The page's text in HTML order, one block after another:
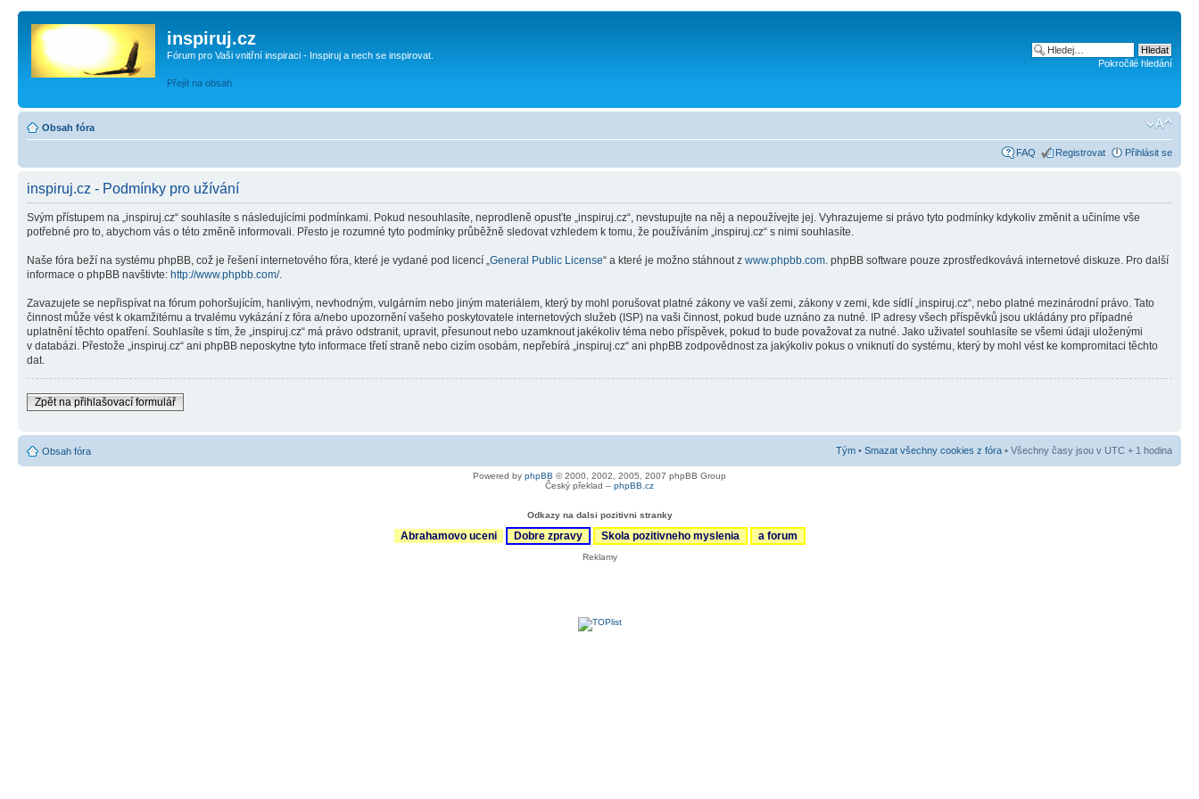
inspiruj.cz
Fórum pro Vaši vnitřní inspiraci - Inspiruj a nech se inspirovat.
Přejít na obsah
Pokročilé hledání
Obsah fóra
FAQ Registrovat Přihlásit se
inspiruj.cz - Podmínky pro užívání
Svým přístupem na „inspiruj.cz“ souhlasíte s následujícími podmínkami. Pokud nesouhlasíte, neprodleně opusťte „inspiruj.cz“, nevstupujte na něj a nepoužívejte jej. Vyhrazujeme si právo tyto podmínky kdykoliv změnit a učiníme vše
potřebné pro to, abychom vás o této změně informovali. Přesto je rozumné tyto podmínky průběžně sledovat vzhledem k tomu, že používáním „inspiruj.cz“ s nimi souhlasíte.
Naše fóra beží na systému phpBB, což je řešení internetového fóra, které je vydané pod licencí „General Public License“ a které je možno stáhnout z www.phpbb.com. phpBB software pouze zprostředkovává internetové diskuze. Pro další
informace o phpBB navštivte: http://www.phpbb.com/.
Zavazujete se nepřispívat na fórum pohoršujícím, hanlivým, nevhodným, vulgárním nebo jiným materiálem, který by mohl porušovat platné zákony ve vaší zemi, zákony v zemi, kde sídlí „inspiruj.cz“, nebo platné mezinárodní právo. Tato
činnost může vést k okamžitému a trvalému vykázání z fóra a/nebo upozornění vašeho poskytovatele internetových služeb (ISP) na vaši činnost, pokud bude uznáno za nutné. IP adresy všech příspěvků jsou ukládány pro případné
uplatnění těchto opatření. Souhlasíte s tím, že „inspiruj.cz“ má právo odstranit, upravit, přesunout nebo uzamknout jakékoliv téma nebo příspěvek, pokud to bude považovat za nutné. Jako uživatel souhlasíte se všemi údaji uloženými
v databázi. Přestože „inspiruj.cz“ ani phpBB neposkytne tyto informace třetí straně nebo cizím osobám, nepřebírá „inspiruj.cz“ ani phpBB zodpovědnost za jakýkoliv pokus o vniknutí do systému, který by mohl vést ke kompromitaci těchto
dat.
Zpět na přihlašovací formulář
Obsah fóra Tým • Smazat všechny cookies z fóra • Všechny časy jsou v UTC + 1 hodina
Powered by phpBB © 2000, 2002, 2005, 2007 phpBB Group
Český překlad – phpBB.cz
Odkazy na dalsi pozitivni stranky
Abrahamovo uceni Dobre zpravy Skola pozitivneho myslenia a forum
Reklamy